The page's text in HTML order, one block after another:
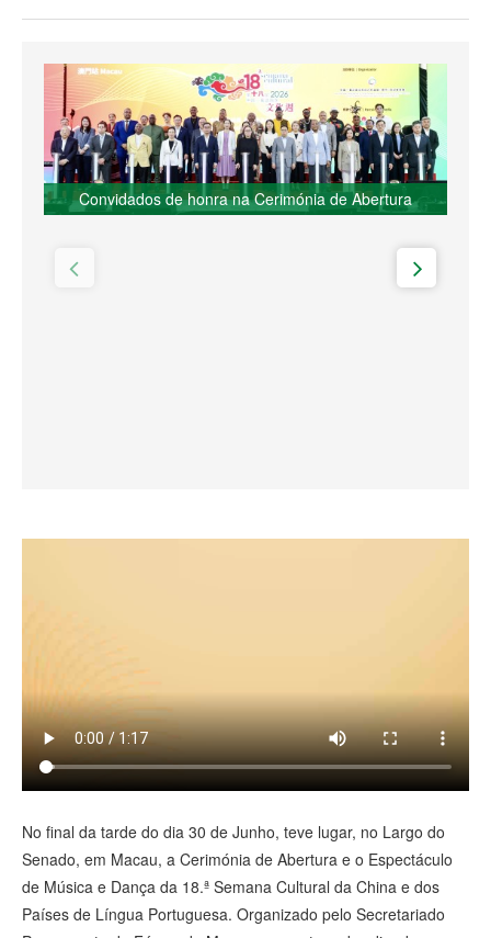
Convidados de honra na Cerimónia de Abertura
No final da tarde do dia 30 de Junho, teve lugar, no Largo do
Senado, em Macau, a Cerimónia de Abertura e o Espectáculo
de Música e Dança da 18.ª Semana Cultural da China e dos
Países de Língua Portuguesa. Organizado pelo Secretariado